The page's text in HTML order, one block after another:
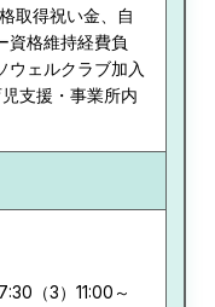
取得祝い金、自
資格維持経費負
ウェルクラブ加入
支援・事業所内
（3）11:00～